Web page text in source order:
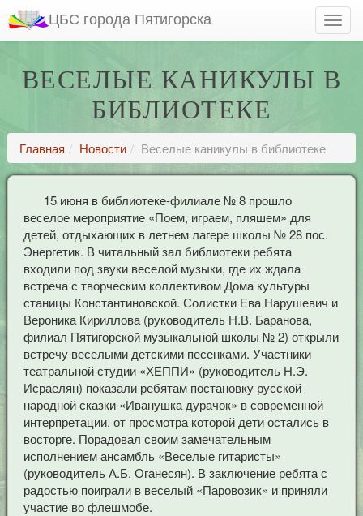
ЦБС города Пятигорска
ВЕСЕЛЫЕ КАНИКУЛЫ В
БИБЛИОТЕКЕ
Главная Новости Веселые каникулы в библиотеке
15 июня в библиотеке-филиале № 8 прошло
веселое мероприятие «Поем, играем, пляшем» для
детей, отдыхающих в летнем лагере школы № 28 пос.
Энергетик. В читальный зал библиотеки ребята
входили под звуки веселой музыки, где их ждала
встреча с творческим коллективом Дома культуры
станицы Константиновской. Солистки Ева Нарушевич и
Вероника Кириллова (руководитель Н.В. Баранова,
филиал Пятигорской музыкальной школы № 2) открыли
встречу веселыми детскими песенками. Участники
театральной студии «ХЕППИ» (руководитель Н.Э.
Исраелян) показали ребятам постановку русской
народной сказки «Иванушка дурачок» в современной
интерпретации, от просмотра которой дети остались в
восторге. Порадовал своим замечательным
исполнением ансамбль «Веселые гитаристы»
(руководитель А.Б. Оганесян). В заключение ребята с
радостью поиграли в веселый «Паровозик» и приняли
участие во флешмобе.